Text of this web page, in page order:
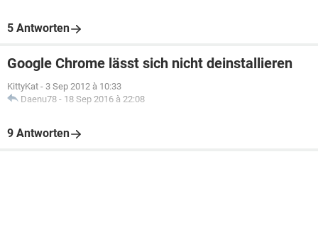
5 Antworten
Google Chrome lässt sich nicht deinstallieren
KittyKat - 3 Sep 2012 à 10:33
Daenu78 - 18 Sep 2016 à 22:08
9 Antworten